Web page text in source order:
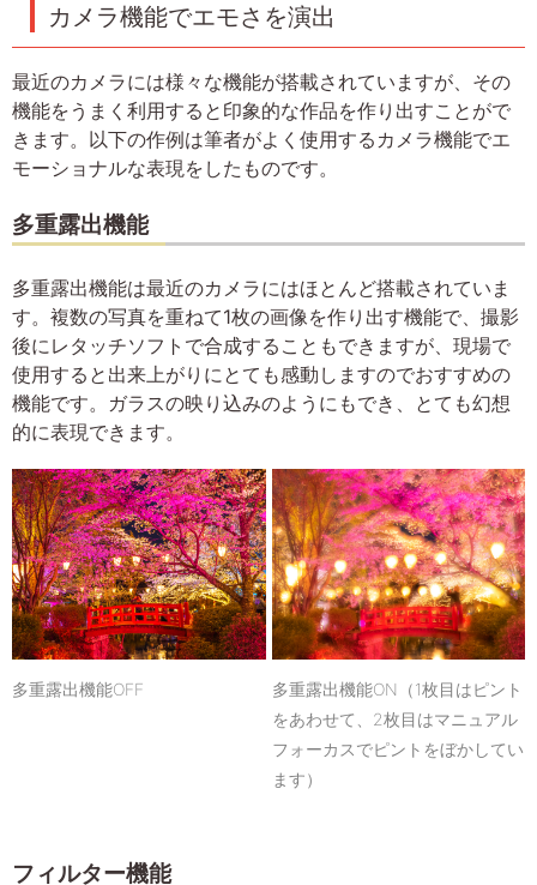
カメラ機能でエモさを演出
最近のカメラには様々な機能が搭載されていますが、その
機能をうまく利用すると印象的な作品を作り出すことがで
きます。以下の作例は筆者がよく使用するカメラ機能でエ
モーショナルな表現をしたものです。
多重露出機能
多重露出機能は最近のカメラにはほとんど搭載されていま
す。複数の写真を重ねて1枚の画像を作り出す機能で、撮影
後にレタッチソフトで合成することもできますが、現場で
使用すると出来上がりにとても感動しますのでおすすめの
機能です。ガラスの映り込みのようにもでき、とても幻想
的に表現できます。
多重露出機能OFF
多重露出機能ON（1枚目はピント
をあわせて、2枚目はマニュアル
フォーカスでピントをぼかしてい
ます）
フィルター機能